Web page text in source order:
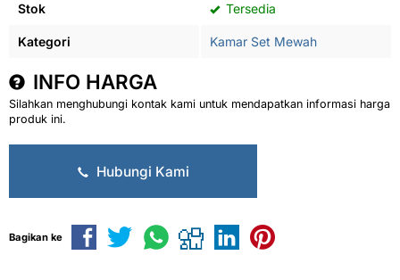
Stok Tersedia
Kategori Kamar Set Mewah
INFO HARGA
Silahkan menghubungi kontak kami untuk mendapatkan informasi harga
produk ini.
Hubungi Kami
Bagikan ke